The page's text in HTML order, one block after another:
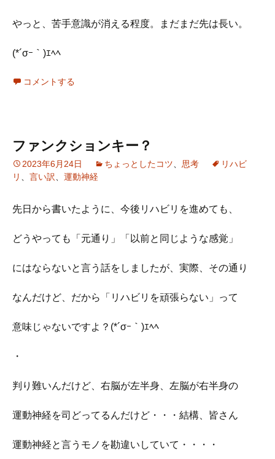
やっと、苦手意識が消える程度。まだまだ先は長い。
(*´σｰ｀)ｴﾍﾍ
コメントする
ファンクションキー？
2023年6月24日 ちょっとしたコツ 思考
リハビ
リ
言い訳 運動神経
先日から書いたように、今後リハビリを進めても、
どうやっても「元通り」「以前と同じような感覚」
にはならないと言う話をしましたが、実際、その通り
なんだけど、だから「リハビリを頑張らない」って
意味じゃないですよ？(*´σｰ｀)ｴﾍﾍ
・
判り難いんだけど、右脳が左半身、左脳が右半身の
運動神経を司どってるんだけど・・・結構、皆さん
運動神経と言うモノを勘違いしていて・・・・